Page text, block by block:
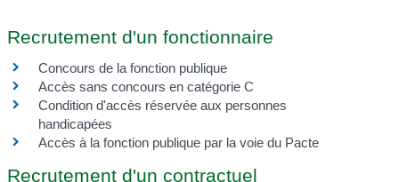
Recrutement d'un fonctionnaire
Concours de la fonction publique
Accès sans concours en catégorie C
Condition d'accès réservée aux personnes
handicapées
Accès à la fonction publique par la voie du Pacte
Recrutement d'un contractuel